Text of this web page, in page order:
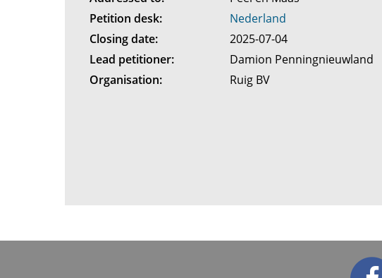
Petition desk:
Nederland
Closing date:
2025-07-04
Lead petitioner:
Damion Penningnieuwland
Organisation:
Ruig BV